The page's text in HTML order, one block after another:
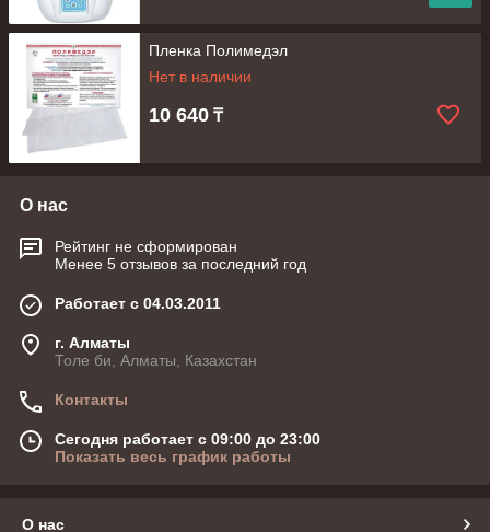
Пленка Полимедэл
Нет в наличии
10 640 ₸
О нас
Рейтинг не сформирован
Менее 5 отзывов за последний год
Работает с 04.03.2011
г. Алматы
Толе би, Алматы, Казахстан
Контакты
Сегодня работает с 09:00 до 23:00
Показать весь график работы
О нас